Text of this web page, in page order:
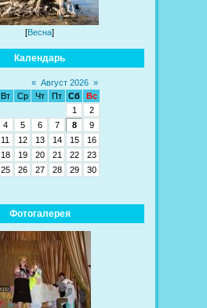
[Весна]
Календарь
« Август 2026 »
Вт Ср Чт Пт Сб
Вс
1
2
4 5 6 7 8
9
11 12 13 14 15
16
18 19 20 21 22
23
25 26 27 28 29
30
Фотогалерея